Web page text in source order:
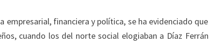
empresarial, financiera y política, se ha evidenciado que
cuando los del norte social elogiaban a Díaz Ferrán